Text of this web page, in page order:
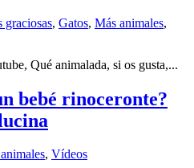
graciosas, Gatos, Más animales,
Qué animalada, si os gusta,...
bebé rinoceronte?
, Vídeos